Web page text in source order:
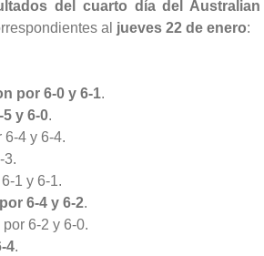
del cuarto día del
al jueves 22 de enero:
por 6-0 y 6-1.
y 6-0.
6-4 y 6-4.
3.
1 y 6-1.
6-4 y 6-2.
6-2 y 6-0.
4.